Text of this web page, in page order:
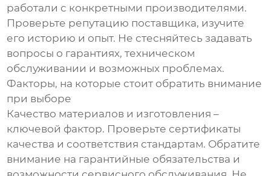
работали с конкретными производителями.
Проверьте репутацию поставщика, изучите
его историю и опыт. Не стесняйтесь задавать
вопросы о гарантиях, техническом
обслуживании и возможных проблемах.
Факторы, на которые стоит обратить внимание
при выборе
Качество материалов и изготовления –
ключевой фактор. Проверьте сертификаты
качества и соответствия стандартам. Обратите
внимание на гарантийные обязательства и